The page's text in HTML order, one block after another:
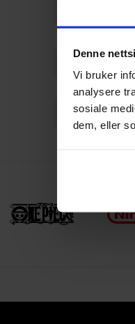
Denne
Vi bruker
analysere
sosiale
dem, eller
Utgiver